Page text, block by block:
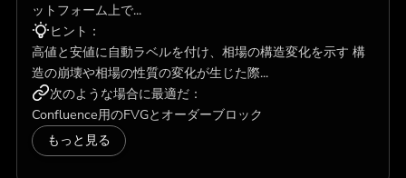
ットフォーム上で...
ヒント：
高値と安値に自動ラベルを付け、相場の構造変化を示す 構
造の崩壊や相場の性質の変化が生じた際...
次のような場合に最適だ：
Confluence用のFVGとオーダーブロック
もっと見る